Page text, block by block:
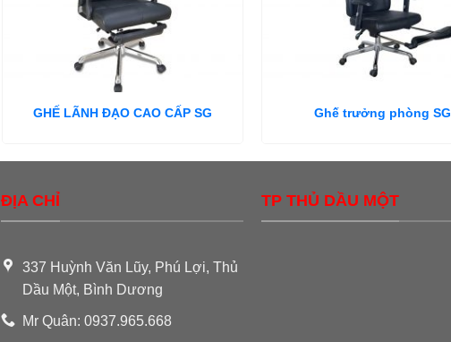
GHẾ LÃNH ĐẠO CAO CẤP SG Ghế trưởng phòng SG
ĐỊA CHỈ
337 Huỳnh Văn Lũy, Phú Lợi, Thủ
Dầu Một, Bình Dương
Mr Quân: 0937.965.668
TP THỦ DẦU MỘT